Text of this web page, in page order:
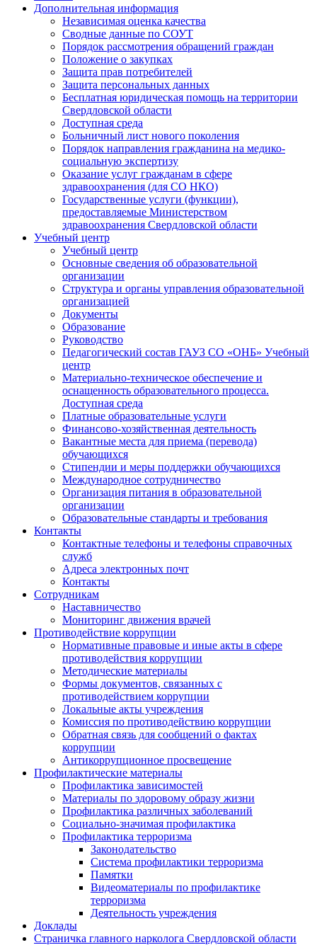
Дополнительная информация
Независимая оценка качества
Сводные данные по СОУТ
Порядок рассмотрения обращений граждан
Положение о закупках
Защита прав потребителей
Защита персональных данных
Бесплатная юридическая помощь на территории
Свердловской области
Доступная среда
Больничный лист нового поколения
Порядок направления гражданина на медико-
социальную экспертизу
Оказание услуг гражданам в сфере
здравоохранения (для СО НКО)
Государственные услуги (функции),
предоставляемые Министерством
здравоохранения Свердловской области
Учебный центр
Учебный центр
Основные сведения об образовательной
организации
Структура и органы управления образовательной
организацией
Документы
Образование
Руководство
Педагогический состав ГАУЗ СО «ОНБ» Учебный
центр
Материально-техническое обеспечение и
оснащенность образовательного процесса.
Доступная среда
Платные образовательные услуги
Финансово-хозяйственная деятельность
Вакантные места для приема (перевода)
обучающихся
Стипендии и меры поддержки обучающихся
Международное сотрудничество
Организация питания в образовательной
организации
Образовательные стандарты и требования
Контакты
Контактные телефоны и телефоны справочных
служб
Адреса электронных почт
Контакты
Сотрудникам
Наставничество
Мониторинг движения врачей
Противодействие коррупции
Нормативные правовые и иные акты в сфере
противодействия коррупции
Методические материалы
Формы документов, связанных с
противодействием коррупции
Локальные акты учреждения
Комиссия по противодействию коррупции
Обратная связь для сообщений о фактах
коррупции
Антикоррупционное просвещение
Профилактические материалы
Профилактика зависимостей
Материалы по здоровому образу жизни
Профилактика различных заболеваний
Социально-значимая профилактика
Профилактика терроризма
Законодательство
Система профилактики терроризма
Памятки
Видеоматериалы по профилактике
терроризма
Деятельность учреждения
Доклады
Страничка главного нарколога Свердловской области